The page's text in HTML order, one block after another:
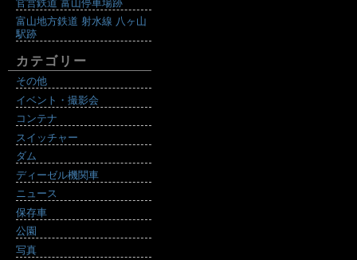
官営鉄道 富山停車場跡
富山地方鉄道 射水線 八ヶ山
駅跡
カテゴリー
その他
イベント・撮影会
コンテナ
スイッチャー
ダム
ディーゼル機関車
ニュース
保存車
公園
写真